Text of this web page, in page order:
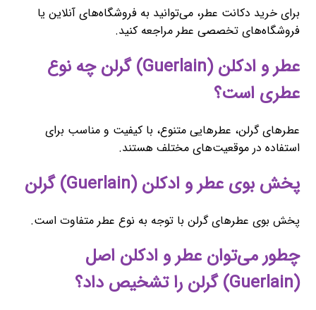
برای خرید دکانت عطر، می‌توانید به فروشگاه‌های آنلاین یا
فروشگاه‌های تخصصی عطر مراجعه کنید.
عطر و ادکلن (Guerlain) گرلن چه نوع
عطری است؟
عطرهای گرلن، عطرهایی متنوع، با کیفیت و مناسب برای
استفاده در موقعیت‌های مختلف هستند.
پخش بوی عطر و ادکلن (Guerlain) گرلن
پخش بوی عطرهای گرلن با توجه به نوع عطر متفاوت است.
چطور می‌توان عطر و ادکلن اصل
(Guerlain) گرلن را تشخیص داد؟